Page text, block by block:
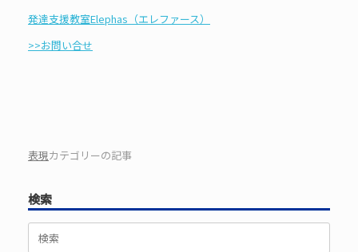
発達支援教室Elephas（エレファース）
>>お問い合せ
表現カテゴリーの記事
検索